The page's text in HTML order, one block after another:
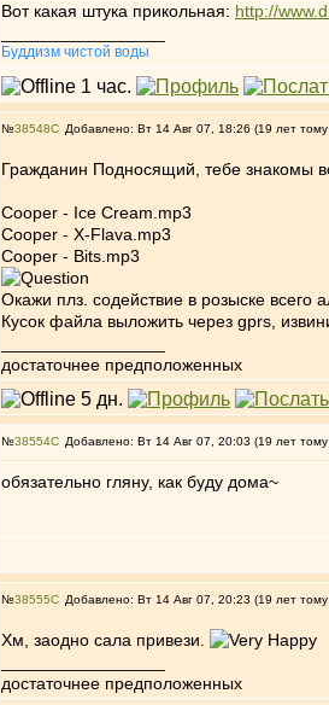
Вот какая штука прикольная: http://
Буддизм чистой воды
№38548 Добавлено: Вт 14 Авг 07, 18:26 (19 лет
Гражданин Подносящий, тебе знакомы
Cooper - Ice Cream.mp3
Cooper - X-Flava.mp3
Cooper - Bits.mp3
Окажи плз. содействие в розыске
Кусок файла выложить через gprs,
достаточнее предположенных
№38554 Добавлено: Вт 14 Авг 07, 20:03 (19 лет
обязательно гляну, как буду дома~
№38555 Добавлено: Вт 14 Авг 07, 20:23 (19 лет
Хм, заодно cала привези.
достаточнее предположенных